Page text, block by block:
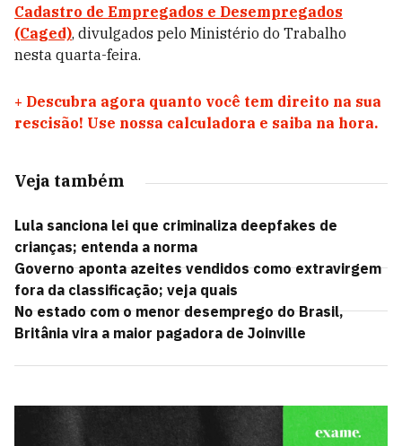
Cadastro de Empregados e Desempregados
(Caged), divulgados pelo Ministério do Trabalho
nesta quarta-feira.
+ Descubra agora quanto você tem direito na sua
rescisão! Use nossa calculadora e saiba na hora.
Veja também
Lula sanciona lei que criminaliza deepfakes de
crianças; entenda a norma
Governo aponta azeites vendidos como extravirgem
fora da classificação; veja quais
No estado com o menor desemprego do Brasil,
Britânia vira a maior pagadora de Joinville